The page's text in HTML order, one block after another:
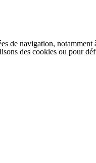
de navigation,
des cookies ou pour